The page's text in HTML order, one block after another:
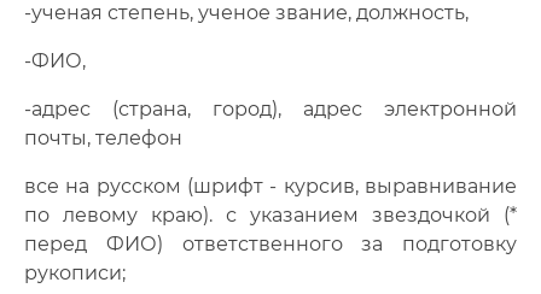
-ученая степень, ученое звание, должность,
-ФИО,
-адрес (страна, город), адрес электронной
почты, телефон
все на русском (шрифт - курсив, выравнивание
по левому краю). с указанием звездочкой (*
перед ФИО) ответственного за подготовку
рукописи;